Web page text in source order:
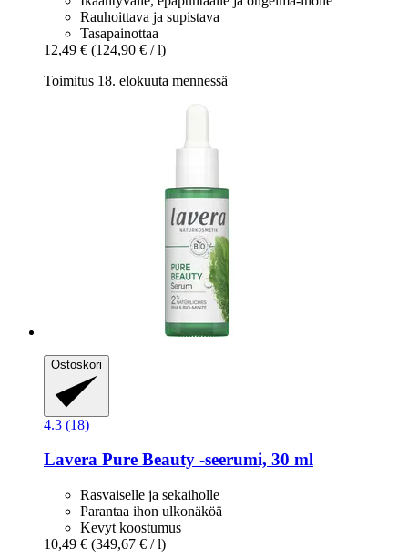
Rauhoittava ja supistava
Tasapainottaa
12,49 € (124,90 € / l)
Toimitus 18. elokuuta mennessä
Ostoskori
4.3 (18)
Lavera Pure Beauty -​seerumi, 30 ml
Rasvaiselle ja sekaiholle
Parantaa ihon ulkonäköä
Kevyt koostumus
10,49 € (349,67 € / l)